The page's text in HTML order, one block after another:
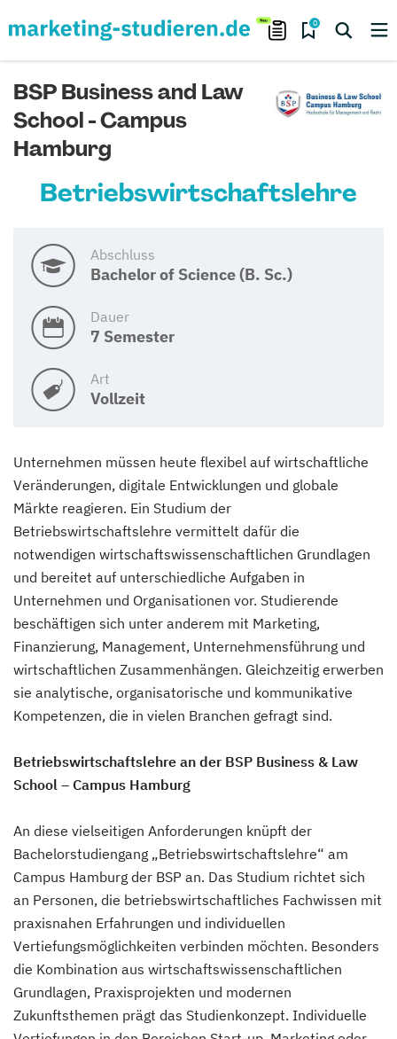
0
BSP Business and Law
School - Campus
Hamburg
Betriebswirtschaftslehre
Abschluss
Bachelor of Science (B. Sc.)
Dauer
7 Semester
Art
Vollzeit
Unternehmen müssen heute flexibel auf wirtschaftliche
Veränderungen, digitale Entwicklungen und globale
Märkte reagieren. Ein Studium der
Betriebswirtschaftslehre vermittelt dafür die
notwendigen wirtschaftswissenschaftlichen Grundlagen
und bereitet auf unterschiedliche Aufgaben in
Unternehmen und Organisationen vor. Studierende
beschäftigen sich unter anderem mit Marketing,
Finanzierung, Management, Unternehmensführung und
wirtschaftlichen Zusammenhängen. Gleichzeitig erwerben
sie analytische, organisatorische und kommunikative
Kompetenzen, die in vielen Branchen gefragt sind.
Betriebswirtschaftslehre an der BSP Business & Law
School – Campus Hamburg
An diese vielseitigen Anforderungen knüpft der
Bachelorstudiengang „Betriebswirtschaftslehre“ am
Campus Hamburg der BSP an. Das Studium richtet sich
an Personen, die betriebswirtschaftliches Fachwissen mit
praxisnahen Erfahrungen und individuellen
Vertiefungsmöglichkeiten verbinden möchten. Besonders
die Kombination aus wirtschaftswissenschaftlichen
Grundlagen, Praxisprojekten und modernen
Zukunftsthemen prägt das Studienkonzept. Individuelle